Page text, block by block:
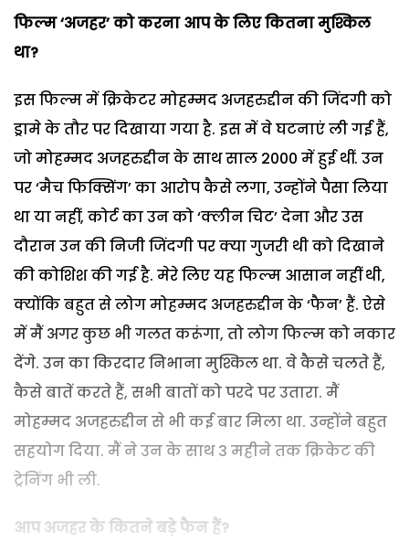
फिल्म ‘अजहर’ को करना आप के लिए कितना मुश्किल
था?
इस फिल्म में क्रिकेटर मोहम्मद अजहरुद्दीन की जिंदगी को
ड्रामे के तौर पर दिखाया गया है. इस में वे घटनाएं ली गई हैं,
जो मोहम्मद अजहरुद्दीन के साथ साल 2000 में हुई थीं. उन
पर ‘मैच फिक्सिंग’ का आरोप कैसे लगा, उन्होंने पैसा लिया
था या नहीं, कोर्ट का उन को ‘क्लीन चिट’ देना और उस
दौरान उन की निजी जिंदगी पर क्या गुजरी थी को दिखाने
की कोशिश की गई है. मेरे लिए यह फिल्म आसान नहीं थी,
क्योंकि बहुत से लोग मोहम्मद अजहरुद्दीन के ‘फैन’ हैं. ऐसे
में मैं अगर कुछ भी गलत करूंगा, तो लोग फिल्म को नकार
देंगे. उन का किरदार निभाना मुश्किल था. वे कैसे चलते हैं,
कैसे बातें करते हैं, सभी बातों को परदे पर उतारा. मैं
मोहम्मद अजहरुद्दीन से भी कई बार मिला था. उन्होंने बहुत
सहयोग दिया. मैं ने उन के साथ 3 महीने तक क्रिकेट की
ट्रेनिंग भी ली.
आप अजहर के कितने बड़े फैन हैं?